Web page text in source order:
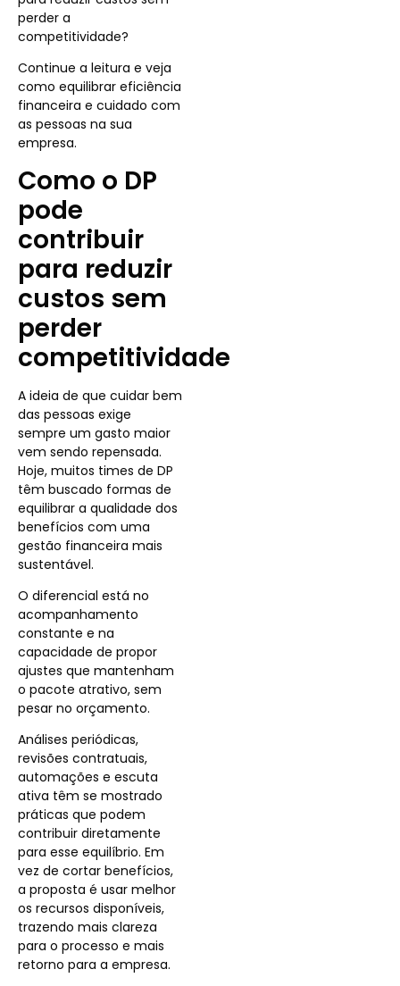
perder a
competitividade?
Continue a leitura e veja
como equilibrar eficiência
financeira e cuidado com
as pessoas na sua
empresa.
Como o DP
pode
contribuir
para reduzir
custos sem
perder
competitividade
A ideia de que cuidar bem
das pessoas exige
sempre um gasto maior
vem sendo repensada.
Hoje, muitos times de DP
têm buscado formas de
equilibrar a qualidade dos
benefícios com uma
gestão financeira mais
sustentável.
O diferencial está no
acompanhamento
constante e na
capacidade de propor
ajustes que mantenham
o pacote atrativo, sem
pesar no orçamento.
Análises periódicas,
revisões contratuais,
automações e escuta
ativa têm se mostrado
práticas que podem
contribuir diretamente
para esse equilíbrio. Em
vez de cortar benefícios,
a proposta é usar melhor
os recursos disponíveis,
trazendo mais clareza
para o processo e mais
retorno para a empresa.